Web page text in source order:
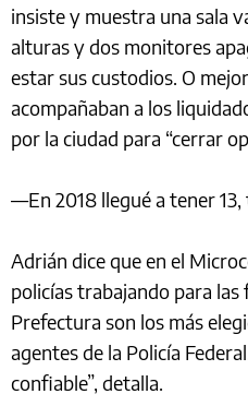
insiste y muestra una sala
alturas y dos monitores
estar sus custodios. O
acompañaban a los
por la ciudad para “cerrar
—En 2018 llegué a tener
Adrián dice que en el
policías trabajando para las
Prefectura son los más
agentes de la Policía
confiable”, detalla.